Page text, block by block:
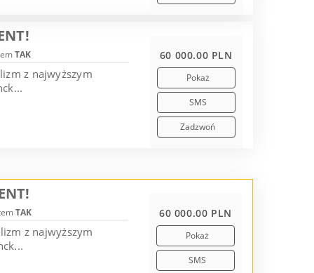
TAK
z najwyższym
60 000.00 PLN
Pokaż
SMS
Zadzwoń
TAK
z najwyższym
60 000.00 PLN
Pokaż
SMS